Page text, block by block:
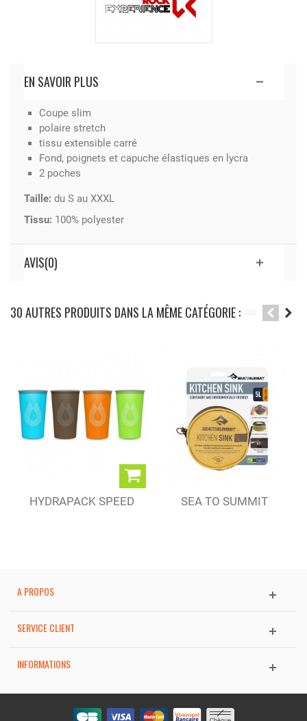
EN SAVOIR PLUS
Coupe slim
polaire stretch
tissu extensible carré
Fond, poignets et capuche élastiques en lycra
2 poches
Taille:du S au XXXL
Tissu:100% polyester
AVIS(0)
30 AUTRES PRODUITS DANS LA MÊME CATÉGORIE :
HYDRAPACK SPEED
SEA TO SUMMIT
A PROPOS
SERVICE CLIENT
INFORMATIONS